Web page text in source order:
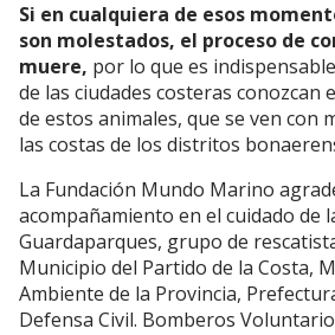
Si en cualquiera de esos
son molestados, el proceso de
muere, por lo que es
de las ciudades costeras conozcan
de estos animales, que se ven con
las costas de los distritos
La Fundación Mundo Marino
acompañamiento en el cuidado de
Guardaparques, grupo de
Municipio del Partido de la Costa,
Ambiente de la Provincia,
Defensa Civil. Bomberos